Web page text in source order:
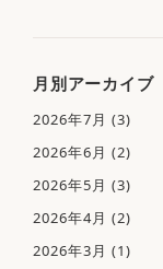
月別アーカイブ
2026年7月 (3)
2026年6月 (2)
2026年5月 (3)
2026年4月 (2)
2026年3月 (1)